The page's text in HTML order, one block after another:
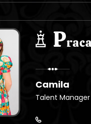
P
Camila
Talent Manager